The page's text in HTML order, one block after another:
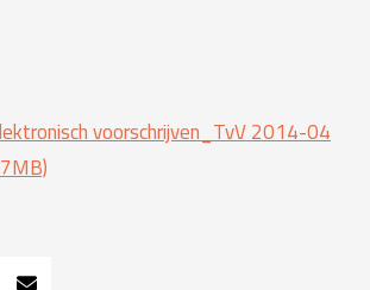
voorschrijven_TvV 2014-04